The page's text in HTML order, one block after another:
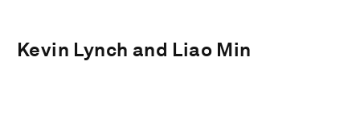
Kevin Lynch and Liao Min